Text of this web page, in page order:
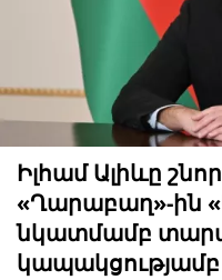
Իլհամ Ալիևը
«Ղարաբաղ»-ին
նկատմամբ
կապակցությամբ